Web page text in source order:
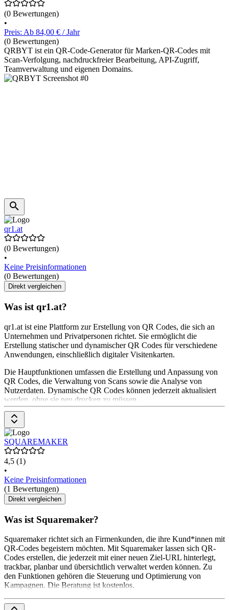
(0 Bewertungen)
•
Preis: Ab 84,00 € / Jahr
(0 Bewertungen)
QRBYT ist ein QR-Code-Generator für Marken-QR-Codes mit
Scan-Verfolgung, nachdruckfreier Bearbeitung, API-Zugriff,
Teamverwaltung und eigenen Domains.
qr1.at
(0 Bewertungen)
•
Keine Preisinformationen
(0 Bewertungen)
Direkt vergleichen
Was ist qr1.at?
qr1.at ist eine Plattform zur Erstellung von QR Codes, die sich an
Unternehmen und Privatpersonen richtet. Sie ermöglicht die
Erstellung statischer und dynamischer QR Codes für verschiedene
Anwendungen, einschließlich digitaler Visitenkarten.
Die Hauptfunktionen umfassen die Erstellung und Anpassung von
QR Codes, die Verwaltung von Scans sowie die Analyse von
Nutzerdaten. Dynamische QR Codes können jederzeit aktualisiert
werden, ohne sie neu drucken zu müssen.
Die Preisgestaltung beginnt bei 5 € pro Monat für
SQUAREMAKER
4,5 (1)
•
Keine Preisinformationen
(1 Bewertungen)
Direkt vergleichen
Was ist Squaremaker?
Squaremaker richtet sich an Firmenkunden, die ihre Kund*innen mit
QR-Codes begeistern möchten. Mit Squaremaker lassen sich QR-
Codes erstellen, die jederzeit mit einer neuen Ziel-URL hinterlegt,
trackbar, planbar und übersichtlich verwaltet werden können. Zu
den Funktionen gehören die Steuerung und Optimierung von
Kampagnen. Die Beratung ist kostenlos.